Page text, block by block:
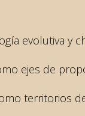
evolutiva y
ejes de
territorios